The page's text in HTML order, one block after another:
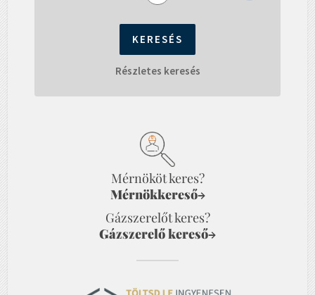
Részletes keresés
Mérnököt keres?
Mérnökkereső→
Gázszerelőt keres?
Gázszerelő kereső→